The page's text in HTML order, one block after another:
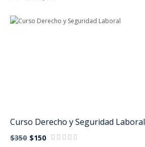
Curso Derecho y Seguridad Laboral
$350 $150